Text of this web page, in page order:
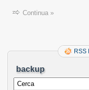
Continua »
RSS
backup